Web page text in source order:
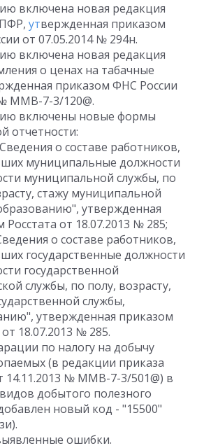
включена новая редакция
утвержденная приказом
от 07.05.2014 № 294н.
включена новая редакция
о ценах на табачные
приказом ФНС России
ММВ-7-3/120@.
включены новые формы
отчетности:
о составе работников,
муниципальные должности
муниципальной службы, по
стажу муниципальной
утвержденная
Росстата от 18.07.2013 № 285;
о составе работников,
государственные должности
государственной
службы, по полу, возрасту,
службы,
утвержденная приказом
от 18.07.2013 № 285.
по налогу на добычу
(в редакции приказа
14.11.2013 № ММВ-7-3/501@) в
добытого полезного
новый код - "15500"
ошибки.